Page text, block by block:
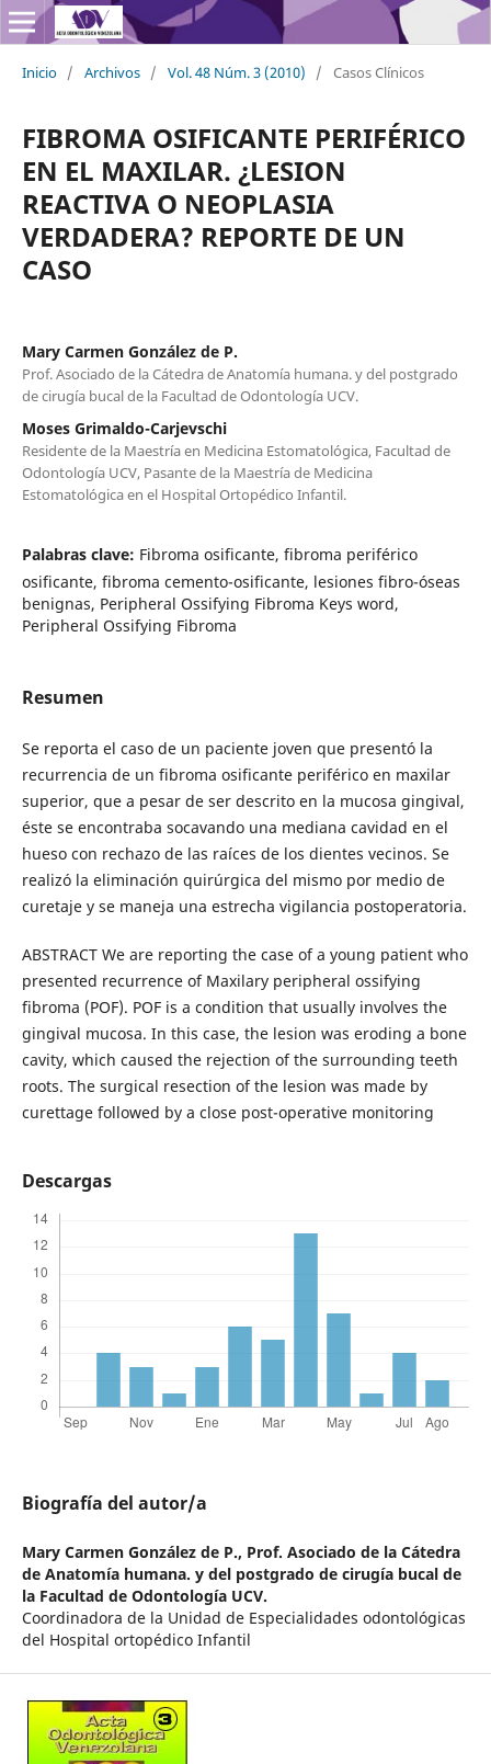
Inicio / Archivos / Vol. 48 Núm. 3 (2010) / Casos Clínicos
FIBROMA OSIFICANTE PERIFÉRICO
EN EL MAXILAR. ¿LESION
REACTIVA O NEOPLASIA
VERDADERA? REPORTE DE UN
CASO
Mary Carmen González de P.
Prof. Asociado de la Cátedra de Anatomía humana. y del postgrado
de cirugía bucal de la Facultad de Odontología UCV.
Moses Grimaldo-Carjevschi
Residente de la Maestría en Medicina Estomatológica, Facultad de
Odontología UCV, Pasante de la Maestría de Medicina
Estomatológica en el Hospital Ortopédico Infantil.
Palabras clave: Fibroma osificante, fibroma periférico
osificante, fibroma cemento-osificante, lesiones fibro-óseas
benignas, Peripheral Ossifying Fibroma Keys word,
Peripheral Ossifying Fibroma
Resumen
Se reporta el caso de un paciente joven que presentó la
recurrencia de un fibroma osificante periférico en maxilar
superior, que a pesar de ser descrito en la mucosa gingival,
éste se encontraba socavando una mediana cavidad en el
hueso con rechazo de las raíces de los dientes vecinos. Se
realizó la eliminación quirúrgica del mismo por medio de
curetaje y se maneja una estrecha vigilancia postoperatoria.
ABSTRACT We are reporting the case of a young patient who
presented recurrence of Maxilary peripheral ossifying
fibroma (POF). POF is a condition that usually involves the
gingival mucosa. In this case, the lesion was eroding a bone
cavity, which caused the rejection of the surrounding teeth
roots. The surgical resection of the lesion was made by
curettage followed by a close post-operative monitoring
Descargas
Biografía del autor/a
Mary Carmen González de P., Prof. Asociado de la Cátedra
de Anatomía humana. y del postgrado de cirugía bucal de
la Facultad de Odontología UCV.
Coordinadora de la Unidad de Especialidades odontológicas
del Hospital ortopédico Infantil